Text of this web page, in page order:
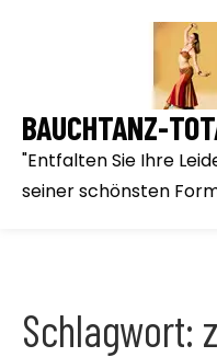
BAUCHTANZ-
"Entfalten Sie Ihre
seiner schönsten
Schlagwort: